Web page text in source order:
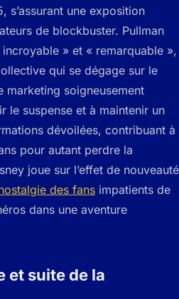
s’assurant une exposition
de blockbuster. Pullman
» et « remarquable »,
qui se dégage sur le
marketing soigneusement
le suspense et à maintenir un
dévoilées, contribuant à
pour autant perdre la
joue sur l’effet de nouveauté
des fans impatients de
dans une aventure
et suite de la